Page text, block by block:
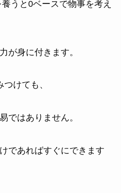
うと0ベースで物事を考え
が身に付きます。
けても、
ではありません。
であればすぐにできます